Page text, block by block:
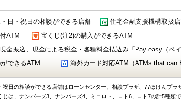
日・祝日の相談ができる店舗 住宅金融支援機構取扱店
ATM
宝くじ(注2)の購入ができるATM
金振込、現金による税金・各種料金払込み「Pay-easy（ペ
できるATM
海外カード対応ATM（ATMs that can
祝日の相談ができる店舗はローンセンター、相談プラザ、77ほけんプラ
じは、ナンバーズ3、ナンバーズ4、ミニロト、ロト6、ロト7の計5種類で